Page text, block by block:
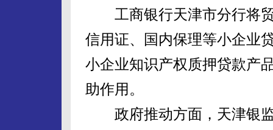
工商银行天津市分行将贸
信用证、国内保理等小企业
小企业知识产权质押贷款产
助作用。
政府推动方面，天津银监